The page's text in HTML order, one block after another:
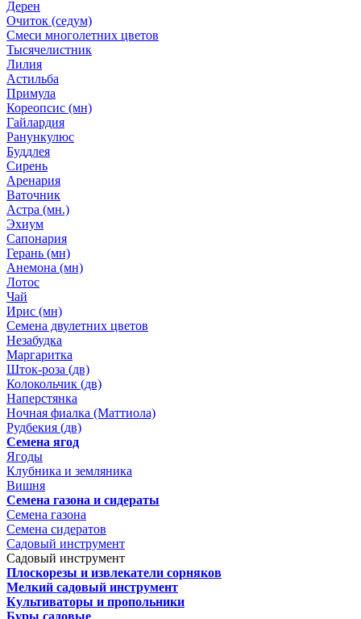
Дерен
Очиток (седум)
Смеси многолетних цветов
Тысячелистник
Лилия
Астильба
Примула
Кореопсис (мн)
Гайлардия
Ранункулюс
Буддлея
Сирень
Аренария
Ваточник
Астра (мн.)
Эхиум
Сапонария
Герань (мн)
Анемона (мн)
Лотос
Чай
Ирис (мн)
Семена двулетних цветов
Незабудка
Маргаритка
Шток-роза (дв)
Колокольчик (дв)
Наперстянка
Ночная фиалка (Маттиола)
Рудбекия (дв)
Семена ягод
Ягоды
Клубника и земляника
Вишня
Семена газона и сидераты
Семена газона
Семена сидератов
Садовый инструмент
Садовый инструмент
Плоскорезы и извлекатели сорняков
Мелкий садовый инструмент
Культиваторы и пропольники
Буры садовые